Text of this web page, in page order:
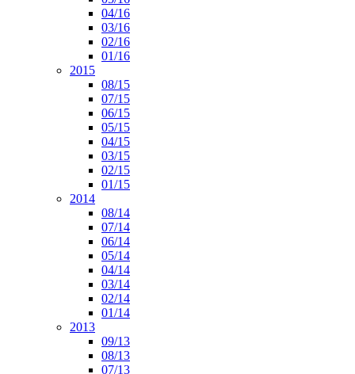
04/16
03/16
02/16
01/16
2015
08/15
07/15
06/15
05/15
04/15
03/15
02/15
01/15
2014
08/14
07/14
06/14
05/14
04/14
03/14
02/14
01/14
2013
09/13
08/13
07/13